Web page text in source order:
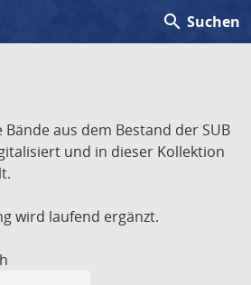
search Suchen
aus dem Bestand der SUB
und in dieser Kollektion
wird laufend ergänzt.